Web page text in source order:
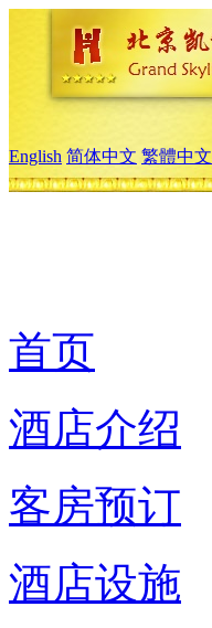
English 简体中文 繁體中文
首页
酒店介绍
客房预订
酒店设施